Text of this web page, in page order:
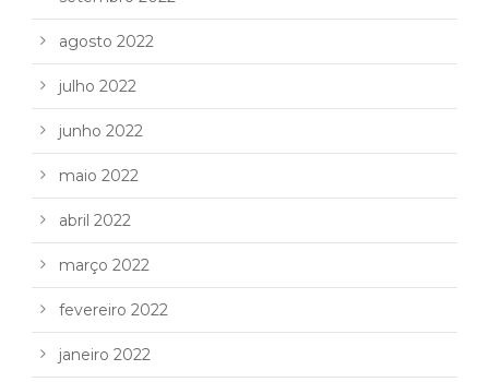
agosto 2022
julho 2022
junho 2022
maio 2022
abril 2022
março 2022
fevereiro 2022
janeiro 2022